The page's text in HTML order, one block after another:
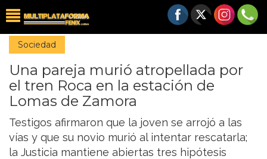
Sociedad
Una pareja murió atropellada por
el tren Roca en la estación de
Lomas de Zamora
Testigos afirmaron que la joven se arrojó a las
vías y que su novio murió al intentar rescatarla;
la Justicia mantiene abiertas tres hipótesis